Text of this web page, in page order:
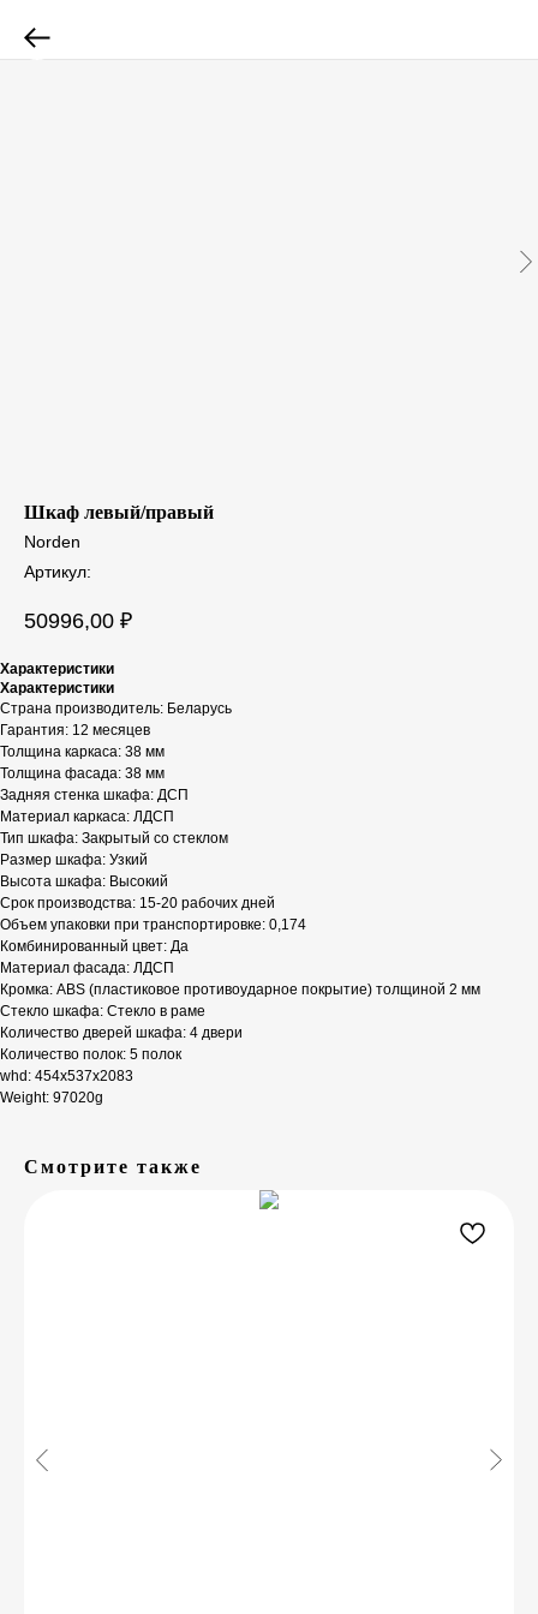
Шкаф левый/правый
Norden
Артикул:
50996,00 ₽
Характеристики
Характеристики
Страна производитель: Беларусь
Гарантия: 12 месяцев
Толщина каркаса: 38 мм
Толщина фасада: 38 мм
Задняя стенка шкафа: ДСП
Материал каркаса: ЛДСП
Тип шкафа: Закрытый со стеклом
Размер шкафа: Узкий
Высота шкафа: Высокий
Срок производства: 15-20 рабочих дней
Объем упаковки при транспортировке: 0,174
Комбинированный цвет: Да
Материал фасада: ЛДСП
Кромка: ABS (пластиковое противоударное покрытие) толщиной 2 мм
Стекло шкафа: Стекло в раме
Количество дверей шкафа: 4 двери
Количество полок: 5 полок
whd: 454x537x2083
Weight: 97020g
Смотрите также